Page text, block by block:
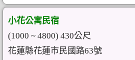
小花公寓民宿
(1000 ~ 4800) 430公尺
花蓮縣花蓮市民國路63號